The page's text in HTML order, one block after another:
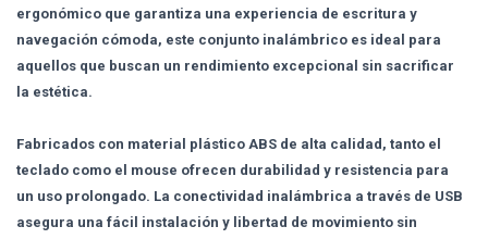
ergonómico que garantiza una experiencia de escritura y
navegación cómoda, este conjunto inalámbrico es ideal para
aquellos que buscan un rendimiento excepcional sin sacrificar
la estética.
Fabricados con material plástico ABS de alta calidad, tanto el
teclado como el mouse ofrecen durabilidad y resistencia para
un uso prolongado. La conectividad inalámbrica a través de USB
asegura una fácil instalación y libertad de movimiento sin